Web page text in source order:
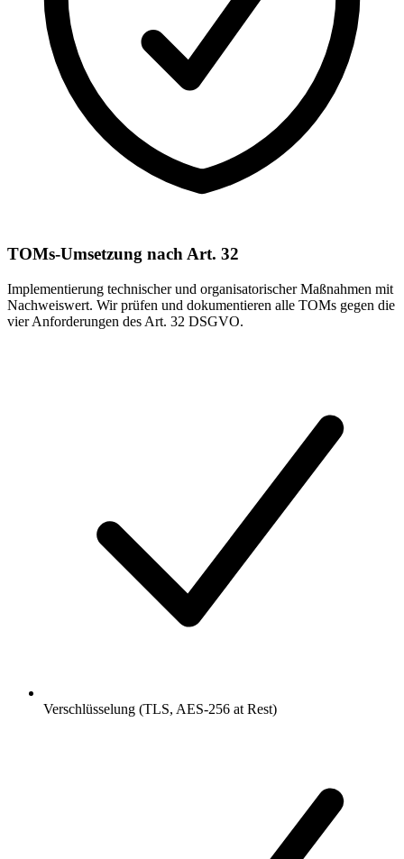
TOMs-Umsetzung nach Art. 32
Implementierung technischer und organisatorischer Maßnahmen mit
Nachweiswert. Wir prüfen und dokumentieren alle TOMs gegen die
vier Anforderungen des Art. 32 DSGVO.
Verschlüsselung (TLS, AES-256 at Rest)